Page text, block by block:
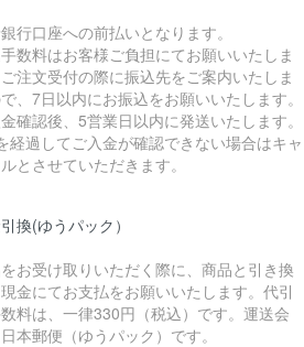
行口座への前払いとなります。
数料はお客様ご負担にてお願いいたしま
注文受付の際に振込先をご案内いたしま
、7日以内にお振込をお願いいたします。
確認後、5営業日以内に発送いたします。
経過してご入金が確認できない場合はキャ
とさせていただきます。
換(ゆうパック）
お受け取りいただく際に、商品と引き換
金にてお支払をお願いいたします。代引
料は、一律330円（税込）です。運送会
本郵便（ゆうパック）です。